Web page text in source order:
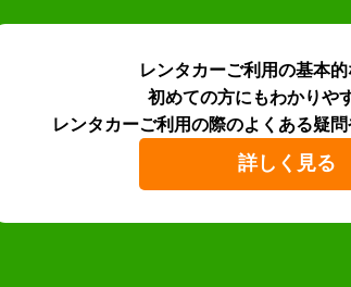
レンタカーご利用の基本
初めての方にもわかりや
レンタカーご利用の際のよくある疑問
詳しく見る